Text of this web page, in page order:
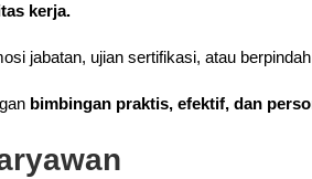
kerja.
jabatan, ujian sertifikasi, atau
bimbingan praktis, efektif, dan